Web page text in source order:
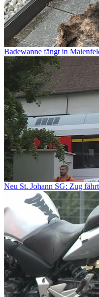
Badewanne fängt in
Neu St. Johann SG: Zug